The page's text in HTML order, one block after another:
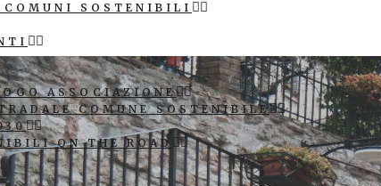
SOSTENIBILI
ASSOCIAZIONE
COMUNE SOSTENIBILE
ON THE ROAD